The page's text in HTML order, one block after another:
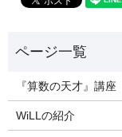
『算数の天才』講座
WiLLの紹介